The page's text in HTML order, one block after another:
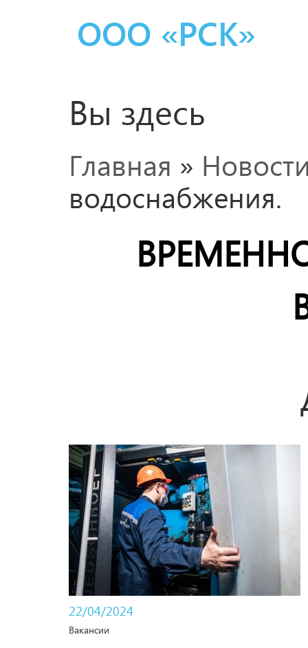
Вы здесь
Главная »
водоснабжения.
22/04/2024
Вакансии